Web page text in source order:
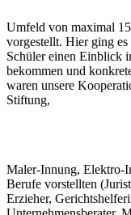
Umfeld von maximal
vorgestellt. Hier ging es
Schüler einen Einblick
bekommen und
waren unsere
Stiftung,
Maler-Innung, Elektro-
Berufe vorstellten
Erzieher,